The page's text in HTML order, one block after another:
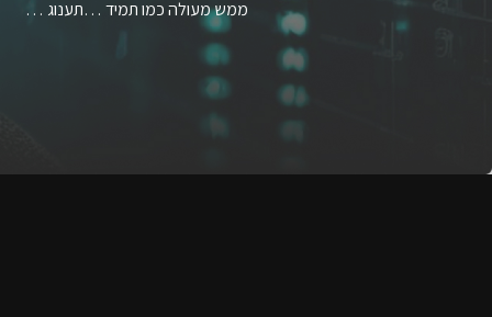
ממש מעולה כמו תמיד …תענוג …